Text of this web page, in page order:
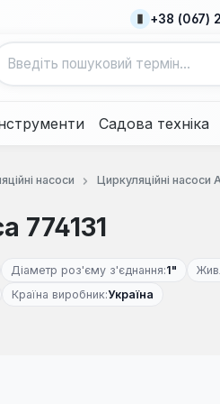
+38 (067)
Садова техніка
насоси Циркуляційні насоси
774131
Діаметр роз'єму з'єднання:1"
Країна виробник:Україна